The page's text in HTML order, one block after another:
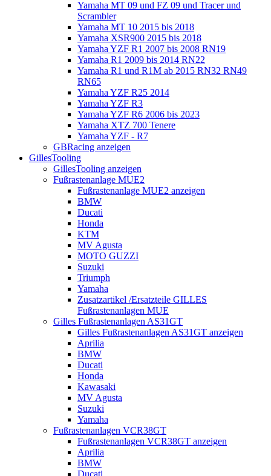
Yamaha MT 09 und FZ 09 und Tracer und
Scrambler
Yamaha MT 10 2015 bis 2018
Yamaha XSR900 2015 bis 2018
Yamaha YZF R1 2007 bis 2008 RN19
Yamaha R1 2009 bis 2014 RN22
Yamaha R1 und R1M ab 2015 RN32 RN49
RN65
Yamaha YZF R25 2014
Yamaha YZF R3
Yamaha YZF R6 2006 bis 2023
Yamaha XTZ 700 Tenere
Yamaha YZF - R7
GBRacing anzeigen
GillesTooling
GillesTooling anzeigen
Fußrastenanlage MUE2
Fußrastenanlage MUE2 anzeigen
BMW
Ducati
Honda
KTM
MV Agusta
MOTO GUZZI
Suzuki
Triumph
Yamaha
Zusatzartikel /Ersatzteile GILLES
Fußrastenanlagen MUE
Gilles Fußrastenanlagen AS31GT
Gilles Fußrastenanlagen AS31GT anzeigen
Aprilia
BMW
Ducati
Honda
Kawasaki
MV Agusta
Suzuki
Yamaha
Fußrastenanlagen VCR38GT
Fußrastenanlagen VCR38GT anzeigen
Aprilia
BMW
Ducati